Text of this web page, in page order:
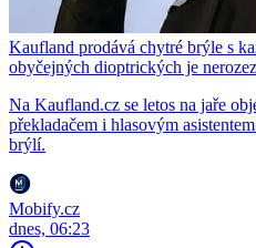
Kaufland prodává chytré brýle s
obyčejných dioptrických je
Na Kaufland.cz se letos na jaře
překladačem i hlasovým
brýlí.
Mobify.cz
dnes, 06:23